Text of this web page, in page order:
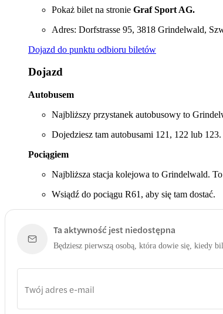
Pokaż bilet na stronie Graf Sport AG.
Adres: Dorfstrasse 95, 3818 Grindelwald,
Dojazd do punktu odbioru biletów
Dojazd
Autobusem
Najbliższy przystanek autobusowy to
Dojedziesz tam autobusami 121, 122 lub 123.
Pociągiem
Najbliższa stacja kolejowa to Grindelwald.
Wsiądź do pociągu R61, aby się tam dostać.
Ta aktywność jest niedostępna
Będziesz pierwszą osobą, która dowie się, kiedy